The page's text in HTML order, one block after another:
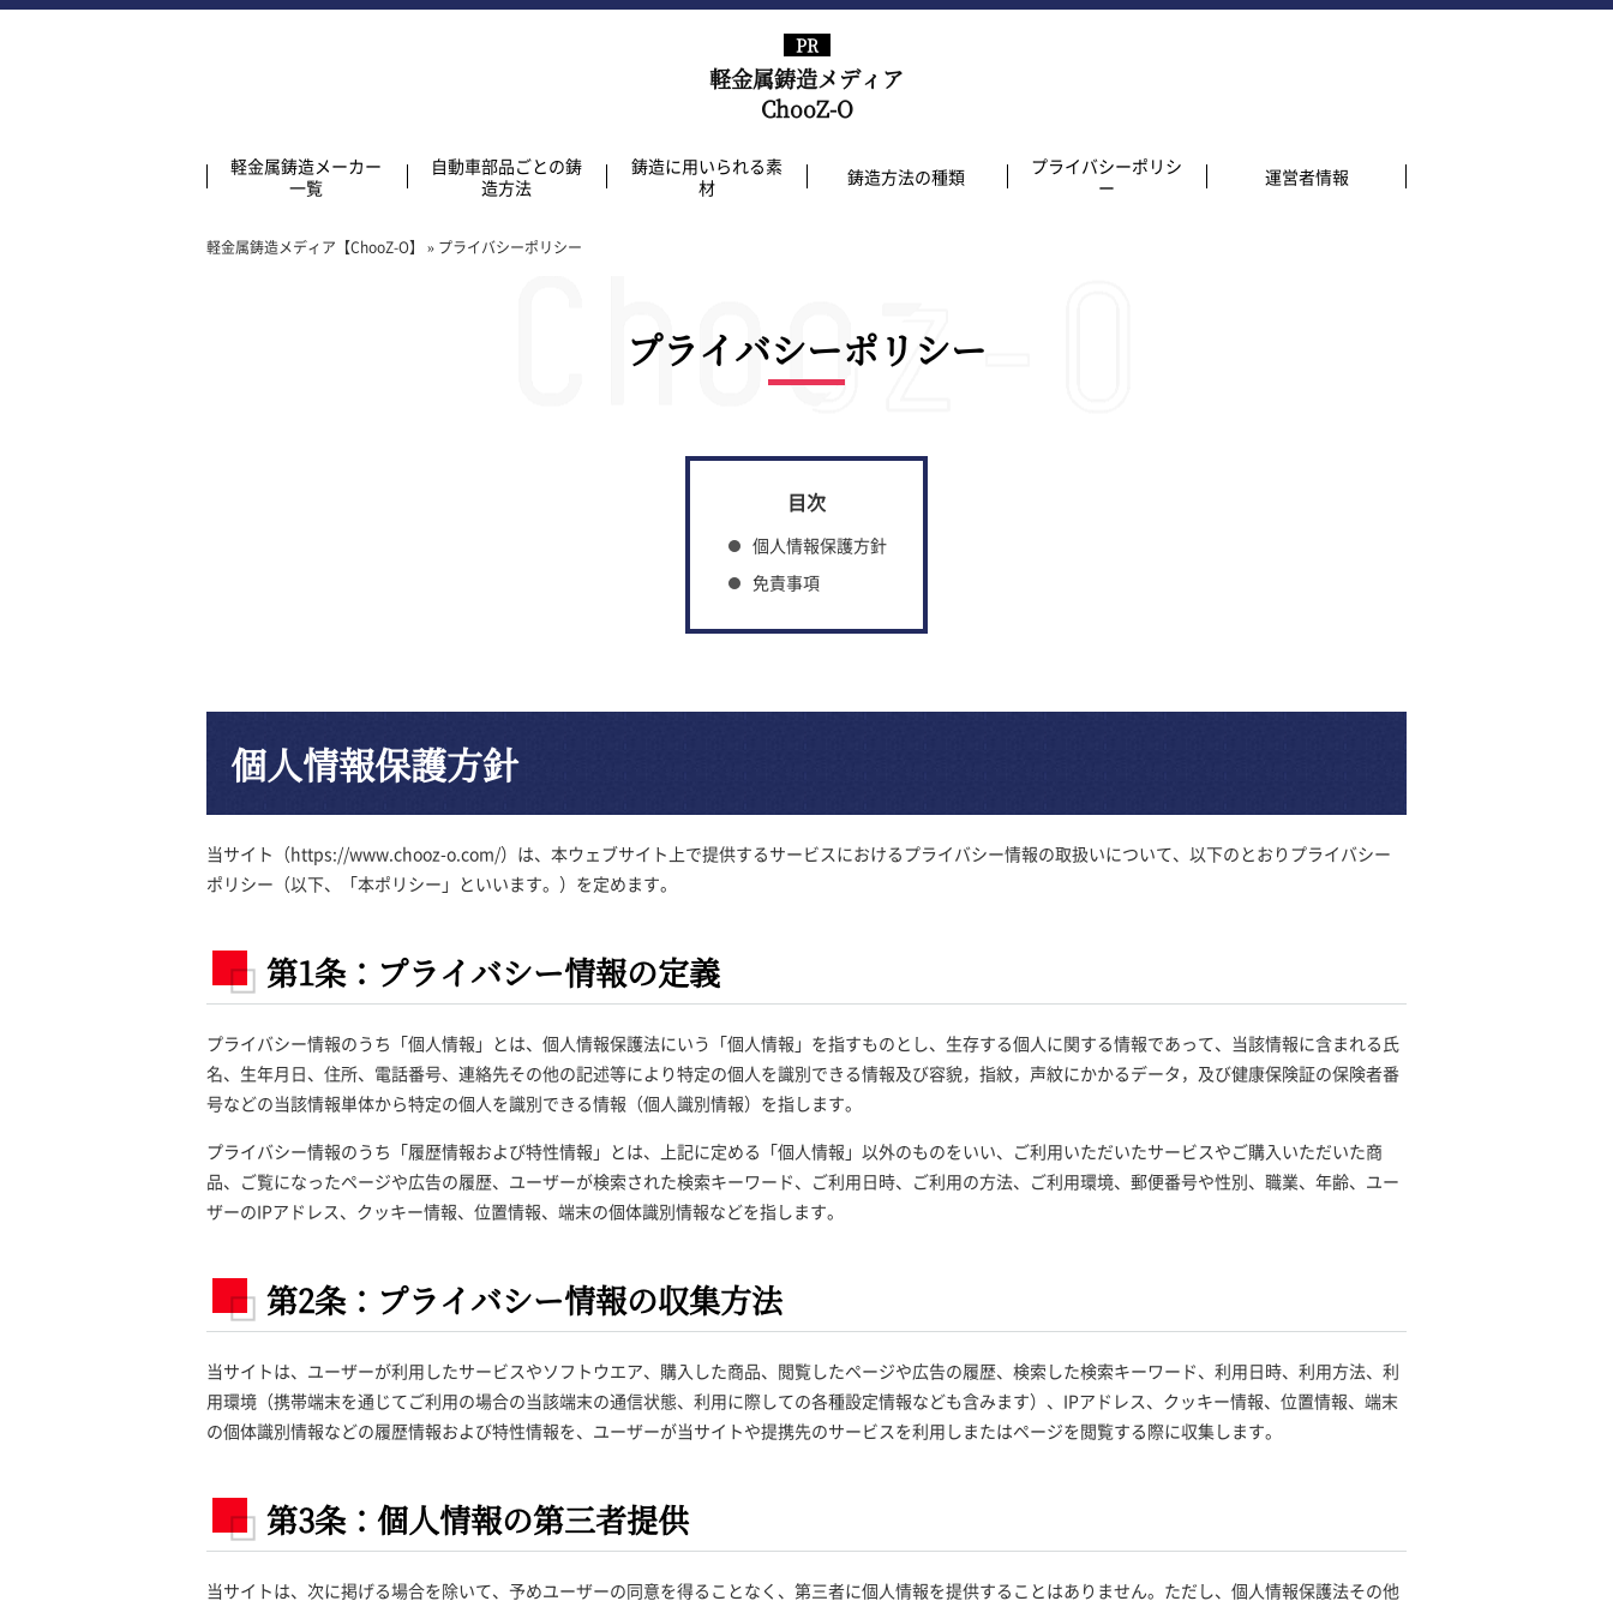
軽金属鋳造メディア
ChooZ-O
軽金属鋳造メーカー
一覧
自動車部品ごとの鋳
造方法
鋳造に用いられる素
材
鋳造方法の種類
プライバシーポリシ
ー
運営者情報
軽金属鋳造メディア【ChooZ-O】 » プライバシーポリシー
プライバシーポリシー
個人情報保護方針
免責事項
個人情報保護方針
当サイト（https://www.chooz-o.com/）は、本ウェブサイト上で提供するサービスにおけるプライバシー情報の取扱いについて、以下のとおりプライバシー
ポリシー（以下、「本ポリシー」といいます。）を定めます。
第1条：プライバシー情報の定義
プライバシー情報のうち「個人情報」とは、個人情報保護法にいう「個人情報」を指すものとし、生存する個人に関する情報であって、当該情報に含まれる氏
名、生年月日、住所、電話番号、連絡先その他の記述等により特定の個人を識別できる情報及び容貌，指紋，声紋にかかるデータ，及び健康保険証の保険者番
号などの当該情報単体から特定の個人を識別できる情報（個人識別情報）を指します。
プライバシー情報のうち「履歴情報および特性情報」とは、上記に定める「個人情報」以外のものをいい、ご利用いただいたサービスやご購入いただいた商
品、ご覧になったページや広告の履歴、ユーザーが検索された検索キーワード、ご利用日時、ご利用の方法、ご利用環境、郵便番号や性別、職業、年齢、ユー
ザーのIPアドレス、クッキー情報、位置情報、端末の個体識別情報などを指します。
第2条：プライバシー情報の収集方法
当サイトは、ユーザーが利用したサービスやソフトウエア、購入した商品、閲覧したページや広告の履歴、検索した検索キーワード、利用日時、利用方法、利
用環境（携帯端末を通じてご利用の場合の当該端末の通信状態、利用に際しての各種設定情報なども含みます）、IPアドレス、クッキー情報、位置情報、端末
の個体識別情報などの履歴情報および特性情報を、ユーザーが当サイトや提携先のサービスを利用しまたはページを閲覧する際に収集します。
第3条：個人情報の第三者提供
当サイトは、次に掲げる場合を除いて、予めユーザーの同意を得ることなく、第三者に個人情報を提供することはありません。ただし、個人情報保護法その他